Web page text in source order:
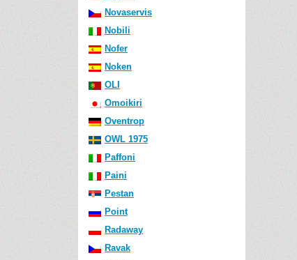
Novaservis
Nobili
Nofer
Noken
OLI
Omoikiri
Oventrop
OWL 1975
Paffoni
Paini
Pestan
Point
Radaway
Ravak